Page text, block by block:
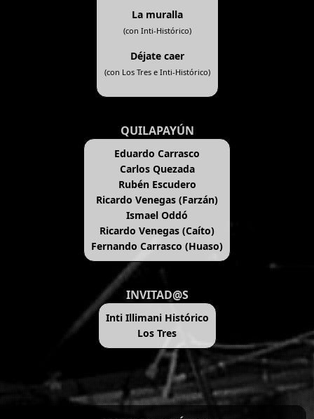
La muralla
(con Inti-Histórico)
Déjate caer
(con Los Tres e Inti-Histórico)
QUILAPAYÚN
Eduardo Carrasco
Carlos Quezada
Rubén Escudero
Ricardo Venegas (Farzán)
Ismael Oddó
Ricardo Venegas (Caíto)
Fernando Carrasco (Huaso)
INVITAD@S
Inti Illimani Histórico
Los Tres